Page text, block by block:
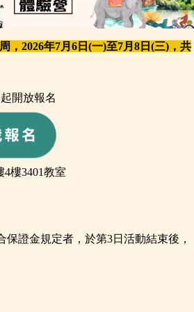
，2026年7月6日(一)至7月8日(三)，共
開放報名
樓3401教室
保證金規定者，於第3日活動結束後，